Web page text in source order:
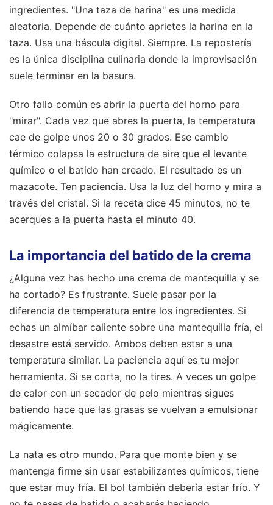
ingredientes. "Una taza de harina" es una medida
aleatoria. Depende de cuánto aprietes la harina en la
taza. Usa una báscula digital. Siempre. La repostería
es la única disciplina culinaria donde la improvisación
suele terminar en la basura.
Otro fallo común es abrir la puerta del horno para
"mirar". Cada vez que abres la puerta, la temperatura
cae de golpe unos 20 o 30 grados. Ese cambio
térmico colapsa la estructura de aire que el levante
químico o el batido han creado. El resultado es un
mazacote. Ten paciencia. Usa la luz del horno y mira a
través del cristal. Si la receta dice 45 minutos, no te
acerques a la puerta hasta el minuto 40.
La importancia del batido de la crema
¿Alguna vez has hecho una crema de mantequilla y se
ha cortado? Es frustrante. Suele pasar por la
diferencia de temperatura entre los ingredientes. Si
echas un almíbar caliente sobre una mantequilla fría, el
desastre está servido. Ambos deben estar a una
temperatura similar. La paciencia aquí es tu mejor
herramienta. Si se corta, no la tires. A veces un golpe
de calor con un secador de pelo mientras sigues
batiendo hace que las grasas se vuelvan a emulsionar
mágicamente.
La nata es otro mundo. Para que monte bien y se
mantenga firme sin usar estabilizantes químicos, tiene
que estar muy fría. El bol también debería estar frío. Y